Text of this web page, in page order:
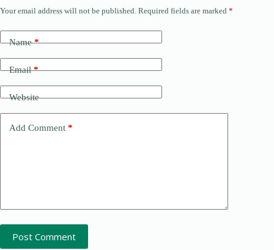
Your email address will not be published. Required fields are marked *
Name*
Email*
Website
Add Comment *
Post Comment